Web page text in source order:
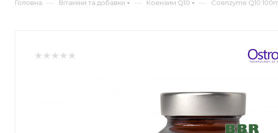
Головна — Вітаміни та добавки — Коензим Q10 — Coenzyme Q10